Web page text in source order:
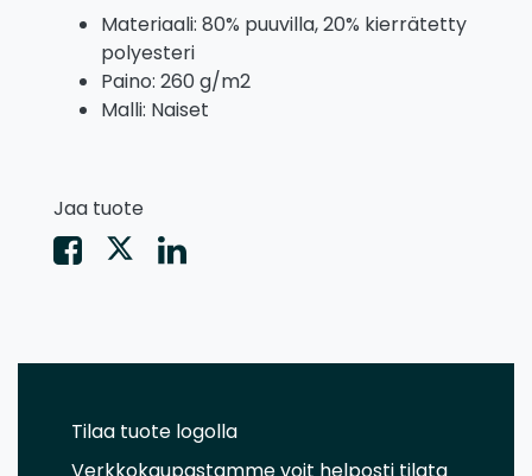
Materiaali: 80% puuvilla, 20% kierrätetty
polyesteri
Paino: 260 g/m2
Malli: Naiset
Jaa tuote
Tilaa tuote logolla